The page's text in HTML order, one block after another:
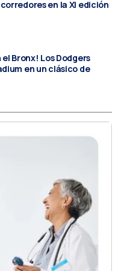
en la XI edición
Bronx! Los Dodgers
en un clásico de